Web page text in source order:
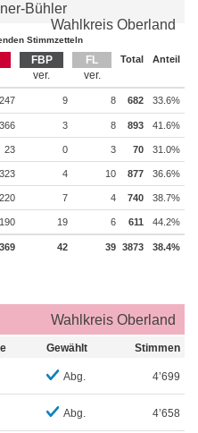
Bühler
Wahlkreis Oberland
Stimmzetteln
FBP FL Total Anteil
247 9 8 682 33.6%
366 3 8 893 41.6%
23 0 3 70 31.0%
323 4 10 877 36.6%
220 7 4 740 38.7%
190 19 6 611 44.2%
42 39 3873 38.4%
Wahlkreis Oberland
Gewählt Stimmen
Abg. 4’699
Abg. 4’658